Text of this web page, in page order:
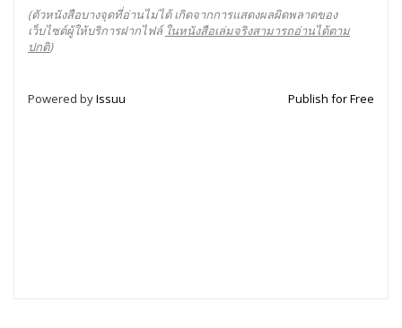
(ตัวหนังสือบางจุดที่อ่านไม่ได้ เกิดจากการแสดงผลผิดพลาดของ
เว็บไซต์ผู้ให้บริการฝากไฟล์ ในหนังสือเล่มจริงสามารถอ่านได้ตาม
ปกติ)
Powered byIssuu Publish for Free